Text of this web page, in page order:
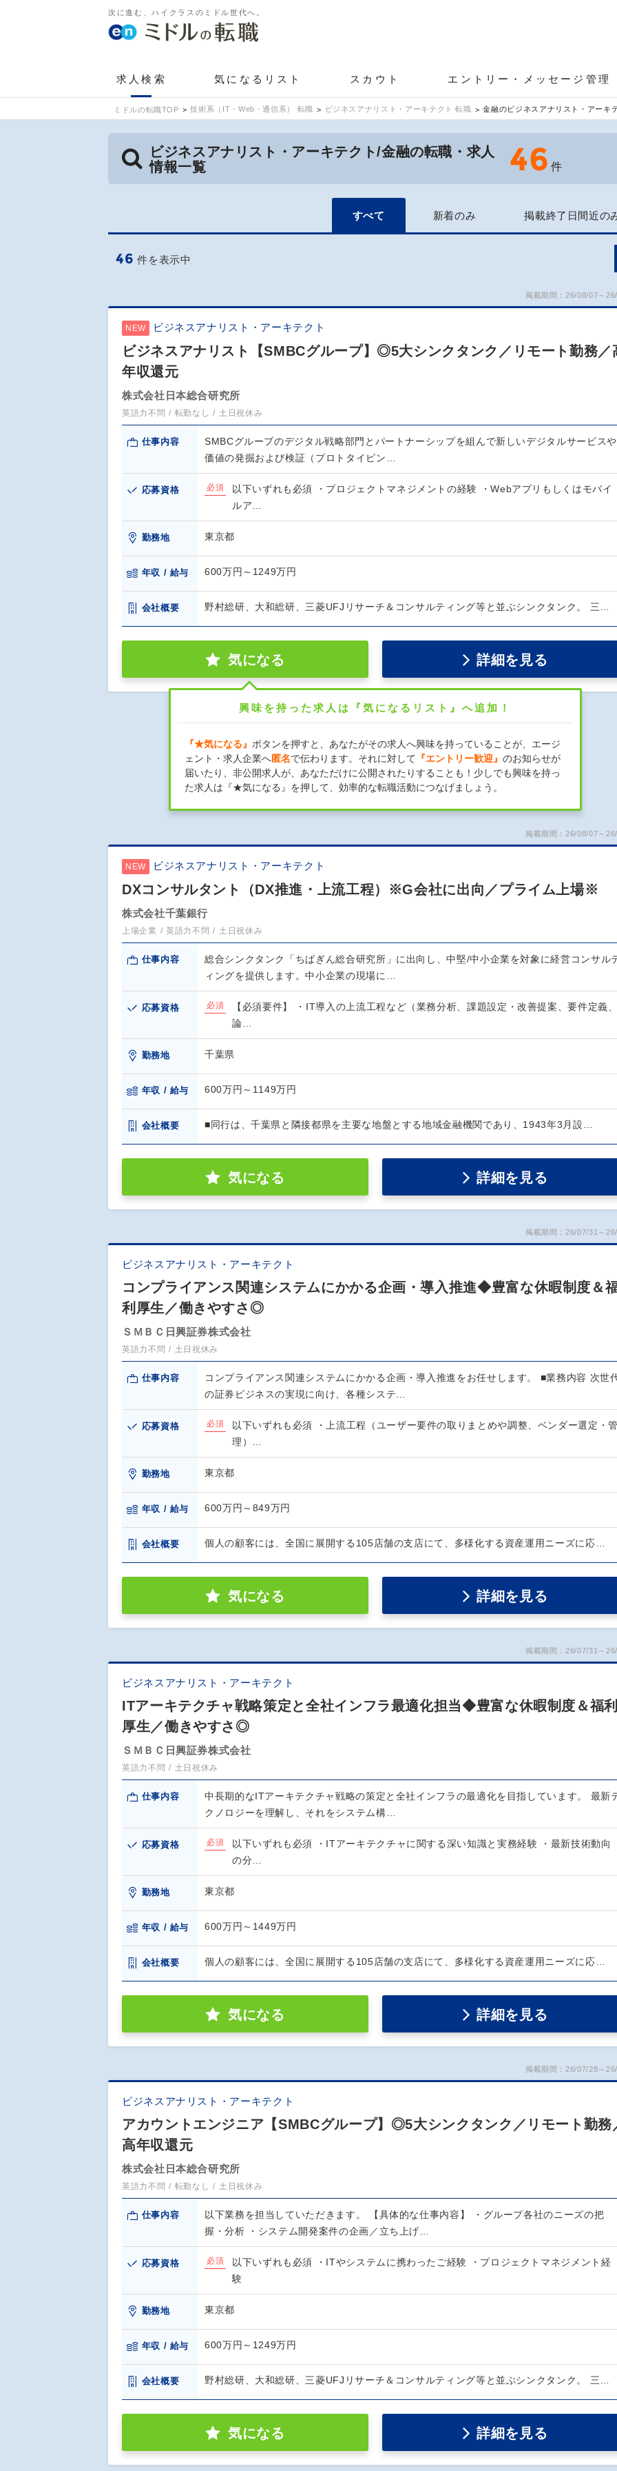
次に進む、ハイクラスのミドル世代へ。
求人検索 気になるリスト スカウト エントリー・メッセージ管理
ミドルの転職TOP 技術系（IT・Web・通信系） 転職 ビジネスアナリスト・アーキテクト 転職 金融のビジネスアナリスト・アーキ
ビジネスアナリスト・アーキテクト/金融の転職・求人
情報一覧
46 件
すべて 新着のみ 掲載終了日間近の
46 件を表示中
掲載期間：26/08/07～
NEW ビジネスアナリスト・アーキテクト
ビジネスアナリスト【SMBCグループ】◎5大シンクタンク／リモート勤務／
年収還元
株式会社日本総合研究所
英語力不問 転勤なし 土日祝休み
仕事内容
SMBCグループのデジタル戦略部門とパートナーシップを組んで新しいデジタルサービスや
価値の発掘および検証（プロトタイピン…
応募資格 必須
以下いずれも必須 ・プロジェクトマネジメントの経験 ・Webアプリもしくはモバイ
ルア…
勤務地 東京都
年収 / 給与 600万円～1249万円
会社概要 野村総研、大和総研、三菱UFJリサーチ＆コンサルティング等と並ぶシンクタンク。 三…
気になる 詳細を見る
興味を持った求人は『気になるリスト』へ追加！
『★気になる』 ボタンを押すと、あなたがその求人へ興味を持っていることが、エージ
ェント・求人企業へ匿名で伝わります。それに対して 『エントリー歓迎』 のお知らせが
届いたり、非公開求人が、あなただけに公開されたりすることも！少しでも興味を持っ
た求人は『★気になる』を押して、効率的な転職活動につなげましょう。
掲載期間：26/08/07～
NEW ビジネスアナリスト・アーキテクト
DXコンサルタント（DX推進・上流工程）※G会社に出向／プライム上場※
株式会社千葉銀行
上場企業 英語力不問 土日祝休み
仕事内容
総合シンクタンク「ちばぎん総合研究所」に出向し、中堅/中小企業を対象に経営コンサル
ィングを提供します。中小企業の現場に…
応募資格 必須
【必須要件】 ・IT導入の上流工程など（業務分析、課題設定・改善提案、要件定義、
論…
勤務地 千葉県
年収 / 給与 600万円～1149万円
会社概要 ■同行は、千葉県と隣接都県を主要な地盤とする地域金融機関であり、1943年3月設…
気になる 詳細を見る
掲載期間：26/07/31～
ビジネスアナリスト・アーキテクト
コンプライアンス関連システムにかかる企画・導入推進◆豊富な休暇制度＆
利厚生／働きやすさ◎
ＳＭＢＣ日興証券株式会社
英語力不問 土日祝休み
仕事内容
コンプライアンス関連システムにかかる企画・導入推進をお任せします。 ■業務内容 次世
の証券ビジネスの実現に向け、各種システ…
応募資格 必須
以下いずれも必須 ・上流工程（ユーザー要件の取りまとめや調整、ベンダー選定・管
理）…
勤務地 東京都
年収 / 給与 600万円～849万円
会社概要 個人の顧客には、全国に展開する105店舗の支店にて、多様化する資産運用ニーズに応…
気になる 詳細を見る
掲載期間：26/07/31～
ビジネスアナリスト・アーキテクト
ITアーキテクチャ戦略策定と全社インフラ最適化担当◆豊富な休暇制度＆福利
厚生／働きやすさ◎
ＳＭＢＣ日興証券株式会社
英語力不問 土日祝休み
仕事内容
中長期的なITアーキテクチャ戦略の策定と全社インフラの最適化を目指しています。 最新
クノロジーを理解し、それをシステム構…
応募資格 必須
以下いずれも必須 ・ITアーキテクチャに関する深い知識と実務経験 ・最新技術動向
の分…
勤務地 東京都
年収 / 給与 600万円～1449万円
会社概要 個人の顧客には、全国に展開する105店舗の支店にて、多様化する資産運用ニーズに応…
気になる 詳細を見る
掲載期間：26/07/28～
ビジネスアナリスト・アーキテクト
アカウントエンジニア【SMBCグループ】◎5大シンクタンク／リモート勤務
高年収還元
株式会社日本総合研究所
英語力不問 転勤なし 土日祝休み
仕事内容
以下業務を担当していただきます。 【具体的な仕事内容】 ・グループ各社のニーズの把
握・分析 ・システム開発案件の企画／立ち上げ…
応募資格 必須
以下いずれも必須 ・ITやシステムに携わったご経験 ・プロジェクトマネジメント経
験
勤務地 東京都
年収 / 給与 600万円～1249万円
会社概要 野村総研、大和総研、三菱UFJリサーチ＆コンサルティング等と並ぶシンクタンク。 三…
気になる 詳細を見る